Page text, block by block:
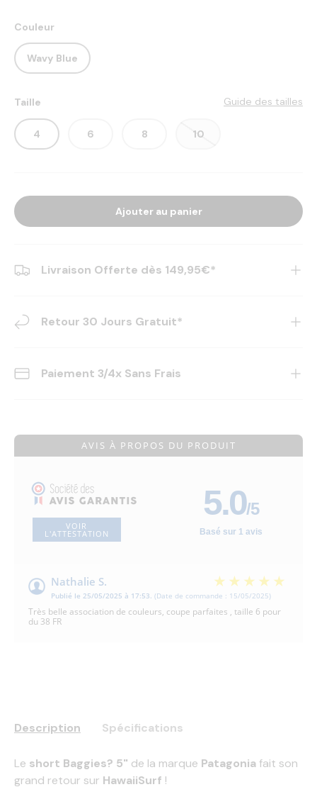
Couleur
Wavy Blue
Taille Guide des tailles
4 6 8 10
Ajouter au panier
Livraison Offerte dès 149,95€*
Retour 30 Jours Gratuit*
Paiement 3/4x Sans Frais
AVIS À PROPOS DU PRODUIT
VOIR
L'ATTESTATION
5.0/5
Basé sur 1 avis
Nathalie S.
Publié le 25/05/2025 à 17:53. (Date de commande : 15/05/2025)
Très belle association de couleurs, coupe parfaites , taille 6 pour
du 38 FR
Description Spécifications
Le short Baggies? 5" de la marque Patagoniafait son
grand retour sur HawaiiSurf !